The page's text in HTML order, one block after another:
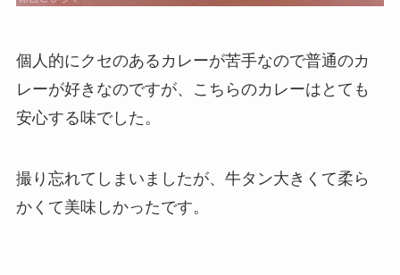
個人的にクセのあるカレーが苦手なので普通のカ
レーが好きなのですが、こちらのカレーはとても
安心する味でした。
撮り忘れてしまいましたが、牛タン大きくて柔ら
かくて美味しかったです。